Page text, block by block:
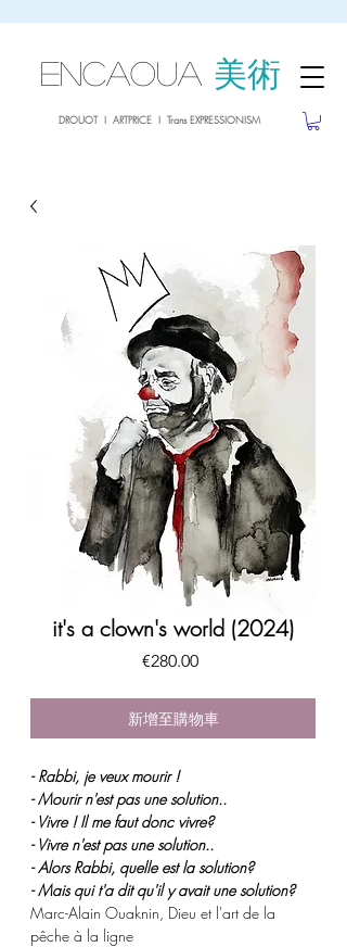
ENCAOUA 美術
DROUOT I ARTPRICE I Trans EXPRESSIONISM
it's a clown's world (2024)
€280.00價
新增至購物車
- Rabbi, je veux mourir !
- Mourir n'est pas une solution..
- Vivre ! Il me faut donc vivre?
- Vivre n'est pas une solution..
- Alors Rabbi, quelle est la solution?
- Mais qui t'a dit qu'il y avait une solution?
Marc-Alain Ouaknin, Dieu et l'art de la
pêche à la ligne